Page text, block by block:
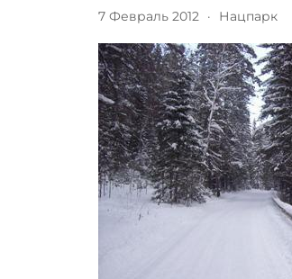
7 Февраль 2012 · Нацпарк